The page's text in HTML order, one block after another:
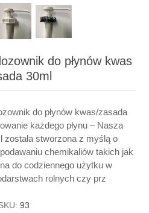
do płynów kwas
30ml
do płynów kwas/zasada
każdego płynu – Nasza
została stworzona z myślą o
chemikaliów takich jak
do codziennego użytku w
rolnych czy prz
93